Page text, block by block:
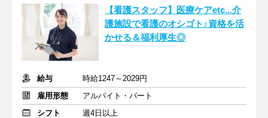
【看護スタッフ】医療ケアetc...介
護施設で看護のオシゴト♪資格を活
かせる＆福利厚生◎
給与
時給1247～2029円
雇用形態
アルバイト・パート
シフト
週4日以上